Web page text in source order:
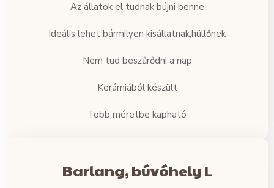
Az állatok el tudnak bújni benne
Ideális lehet bármilyen kisállatnak,hüllőnek
Nem tud beszűrődni a nap
Kerámiából készült
Több méretbe kapható
Barlang, búvóhely L